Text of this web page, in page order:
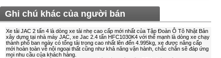
Ghi chú khác của người bán